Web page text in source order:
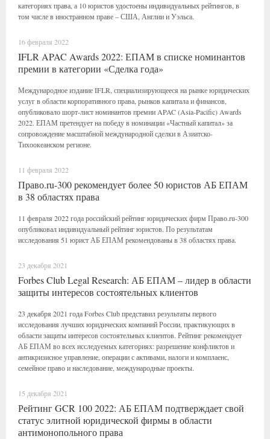
категориях права, а 10 юристов удостоены индивидуальных рейтингов, в
том числе в иностранном праве – США, Англии и Уэльса.
16 февраля 2022
IFLR APAC Awards 2022: ЕПАМ в списке номинантов
премии в категории «Сделка года»
Международное издание IFLR, специализирующееся на рынке юридических
услуг в области корпоративного права, рынков капитала и финансов,
опубликовало шорт-лист номинантов премии APAC (Asia-Pacific) Awards
2022. ЕПАМ претендует на победу в номинации «Частный капитал» за
сопровождение масштабной международной сделки в Азиатско-
Тихоокеанском регионе.
11 февраля 2022
Право.ru-300 рекомендует более 50 юристов АБ ЕПАМ
в 38 областях права
11 февраля 2022 года российский рейтинг юридических фирм Право.ru-300
опубликовал индивидуальный рейтинг юристов. По результатам
исследования 51 юрист АБ ЕПАМ рекомендованы в 38 областях права.
23 декабря 2021
Forbes Club Legal Research: АБ ЕПАМ – лидер в области
защиты интересов состоятельных клиентов
23 декабря 2021 года Forbes Club представил результаты первого
исследования лучших юридических компаний России, практикующих в
области защиты интересов состоятельных клиентов. Рейтинг рекомендует
АБ ЕПАМ во всех исследуемых категориях: разрешение конфликтов и
антикризисное управление, операции с активами, налоги и комплаенс,
семейное право и наследование, международные проекты.
15 декабря 2021
Рейтинг GCR 100 2022: АБ ЕПАМ подтверждает свой
статус элитной юридической фирмы в области
антимонопольного права